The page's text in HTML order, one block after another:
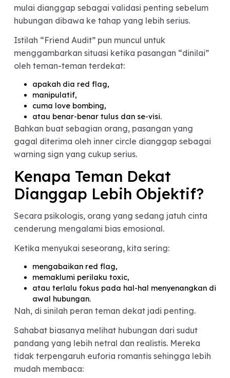
saat harus mengenalkan pasangan ke circle
pertemanan mereka.
Fenomena ini bukan sekadar candaan media
Dalam dating culture modern, pendapat sahabat
mulai dianggap sebagai validasi penting
hubungan dibawa ke tahap yang lebih serius.
Istilah “Friend Audit” pun muncul untuk
menggambarkan situasi ketika pasangan
oleh teman-teman terdekat:
apakah dia red flag,
manipulatif,
cuma love bombing,
atau benar-benar tulus dan se-visi.
Bahkan buat sebagian orang, pasangan yang
gagal diterima oleh inner circle dianggap
warning sign yang cukup serius.
Kenapa Teman Dekat
Dianggap Lebih Objektif?
Secara psikologis, orang yang sedang jatuh cinta
cenderung mengalami bias emosional.
Ketika menyukai seseorang, kita sering:
mengabaikan red flag,
memaklumi perilaku toxic,